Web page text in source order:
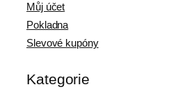
Můj účet
Pokladna
Slevové kupóny
Kategorie